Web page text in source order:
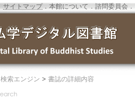
サイトマップ．本館について ． 諮問委員会 ．
検索エンジン > 書誌の詳細内容